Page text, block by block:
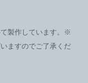
製作しています。※
ますのでご了承くだ